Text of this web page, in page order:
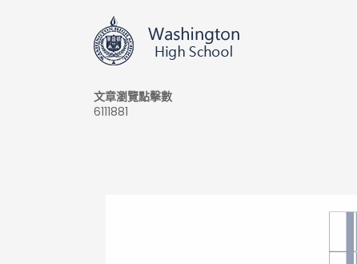
文章瀏覽點擊數
6111881